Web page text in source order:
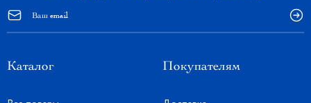
Каталог Покупателям